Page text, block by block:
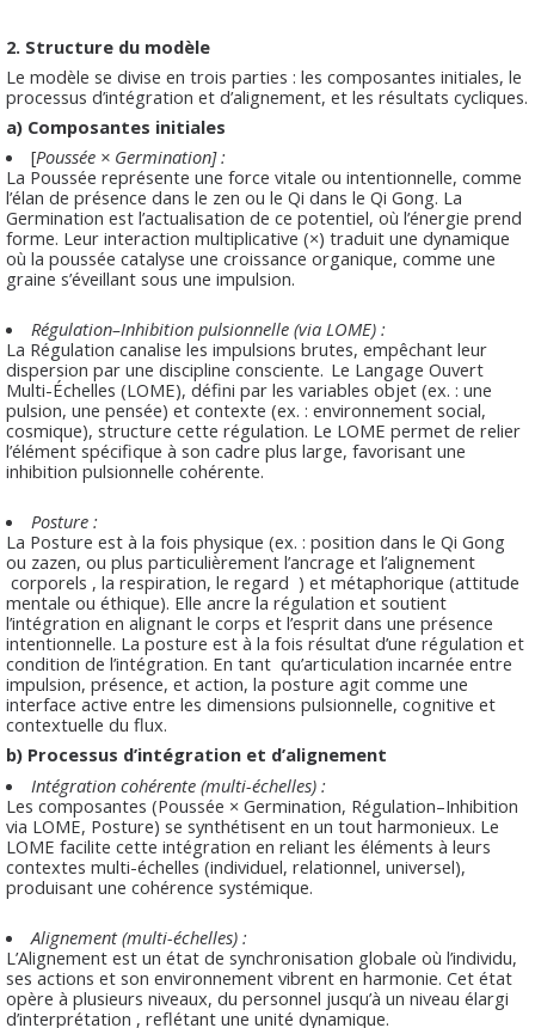
2. Structure du modèle
Le modèle se divise en trois parties : les composantes initiales, le
processus d’intégration et d’alignement, et les résultats cycliques.
a) Composantes initiales
[Poussée × Germination] :
La Poussée représente une force vitale ou intentionnelle, comme
l’élan de présence dans le zen ou le Qi dans le Qi Gong. La
Germination est l’actualisation de ce potentiel, où l’énergie prend
forme. Leur interaction multiplicative (×) traduit une dynamique
où la poussée catalyse une croissance organique, comme une
graine s’éveillant sous une impulsion.
Régulation–Inhibition pulsionnelle (via LOME) :
La Régulation canalise les impulsions brutes, empêchant leur
dispersion par une discipline consciente. Le Langage Ouvert
Multi-Échelles (LOME), défini par les variables objet (ex. : une
pulsion, une pensée) et contexte (ex. : environnement social,
cosmique), structure cette régulation. Le LOME permet de relier
l’élément spécifique à son cadre plus large, favorisant une
inhibition pulsionnelle cohérente.
Posture :
La Posture est à la fois physique (ex. : position dans le Qi Gong
ou zazen, ou plus particulièrement l’ancrage et l’alignement
corporels , la respiration, le regard ) et métaphorique (attitude
mentale ou éthique). Elle ancre la régulation et soutient
l’intégration en alignant le corps et l’esprit dans une présence
intentionnelle. La posture est à la fois résultat d’une régulation et
condition de l’intégration. En tant qu’articulation incarnée entre
impulsion, présence, et action, la posture agit comme une
interface active entre les dimensions pulsionnelle, cognitive et
contextuelle du flux.
b) Processus d’intégration et d’alignement
Intégration cohérente (multi-échelles) :
Les composantes (Poussée × Germination, Régulation–Inhibition
via LOME, Posture) se synthétisent en un tout harmonieux. Le
LOME facilite cette intégration en reliant les éléments à leurs
contextes multi-échelles (individuel, relationnel, universel),
produisant une cohérence systémique.
Alignement (multi-échelles) :
L’Alignement est un état de synchronisation globale où l’individu,
ses actions et son environnement vibrent en harmonie. Cet état
opère à plusieurs niveaux, du personnel jusqu’à un niveau élargi
d’interprétation , reflétant une unité dynamique.